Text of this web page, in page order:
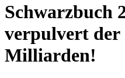
Schwarzbuch
verpulvert der
Milliarden!